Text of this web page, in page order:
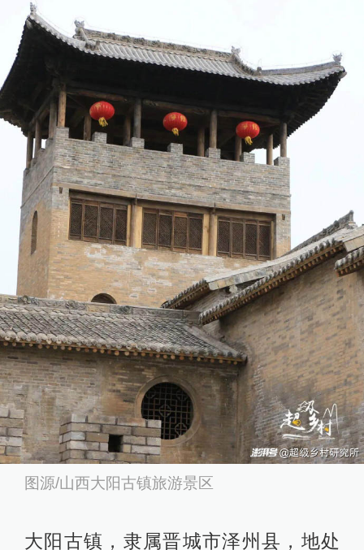
图源/山西大阳古镇旅游景区
大阳古镇，隶属晋城市泽州县，地处